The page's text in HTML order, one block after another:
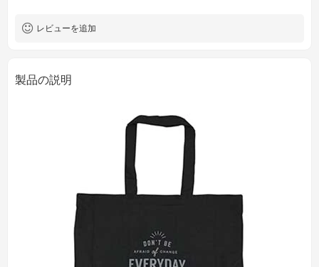
レビューを追加
製品の説明